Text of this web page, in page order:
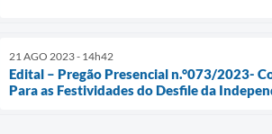
21 AGO 2023 - 14h42
Edital – Pregão Presencial n.°073/2023-
Para as Festividades do Desfile da